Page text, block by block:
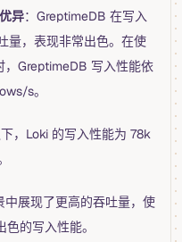
异：GreptimeDB 在写入
量，表现非常出色。在使
，GreptimeDB 写入性能依
s。
，Loki 的写入性能为 78k
展现了更高的吞吐量，使
的写入性能。